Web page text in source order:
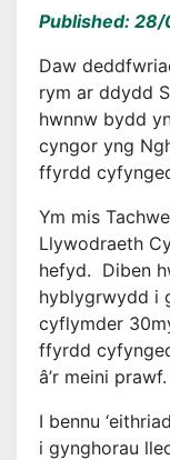
Published:
Daw
rym ar ddydd
hwnnw bydd
cyngor yng
ffyrdd
Ym mis
Llywodraeth
hefyd. Diben
hyblygrwydd i
cyflymder
ffyrdd
â’r meini prawf.
I bennu
i gynghorau